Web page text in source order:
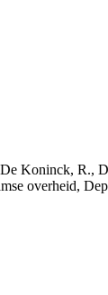
Koninck,
overheid,